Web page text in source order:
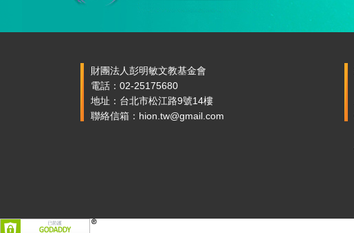
財團法人彭明敏文教基金會
電話：02-25175680
地址：台北市松江路9號14樓
聯絡信箱：hion.tw@gmail.com